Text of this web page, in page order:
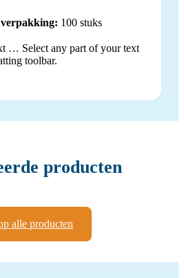
100 stuks
… Select any part of your text
toolbar.
producten
alle producten